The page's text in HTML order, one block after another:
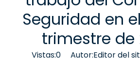
Seguridad en
trimestre de
Vistas:0 Autor:Editor del